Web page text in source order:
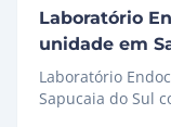
Laboratório
unidade em
Laboratório
Sapucaia do Sul